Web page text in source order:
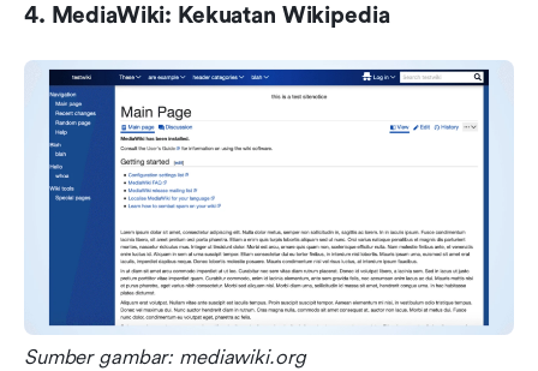
4. MediaWiki: Kekuatan Wikipedia
Sumber gambar: mediawiki.org